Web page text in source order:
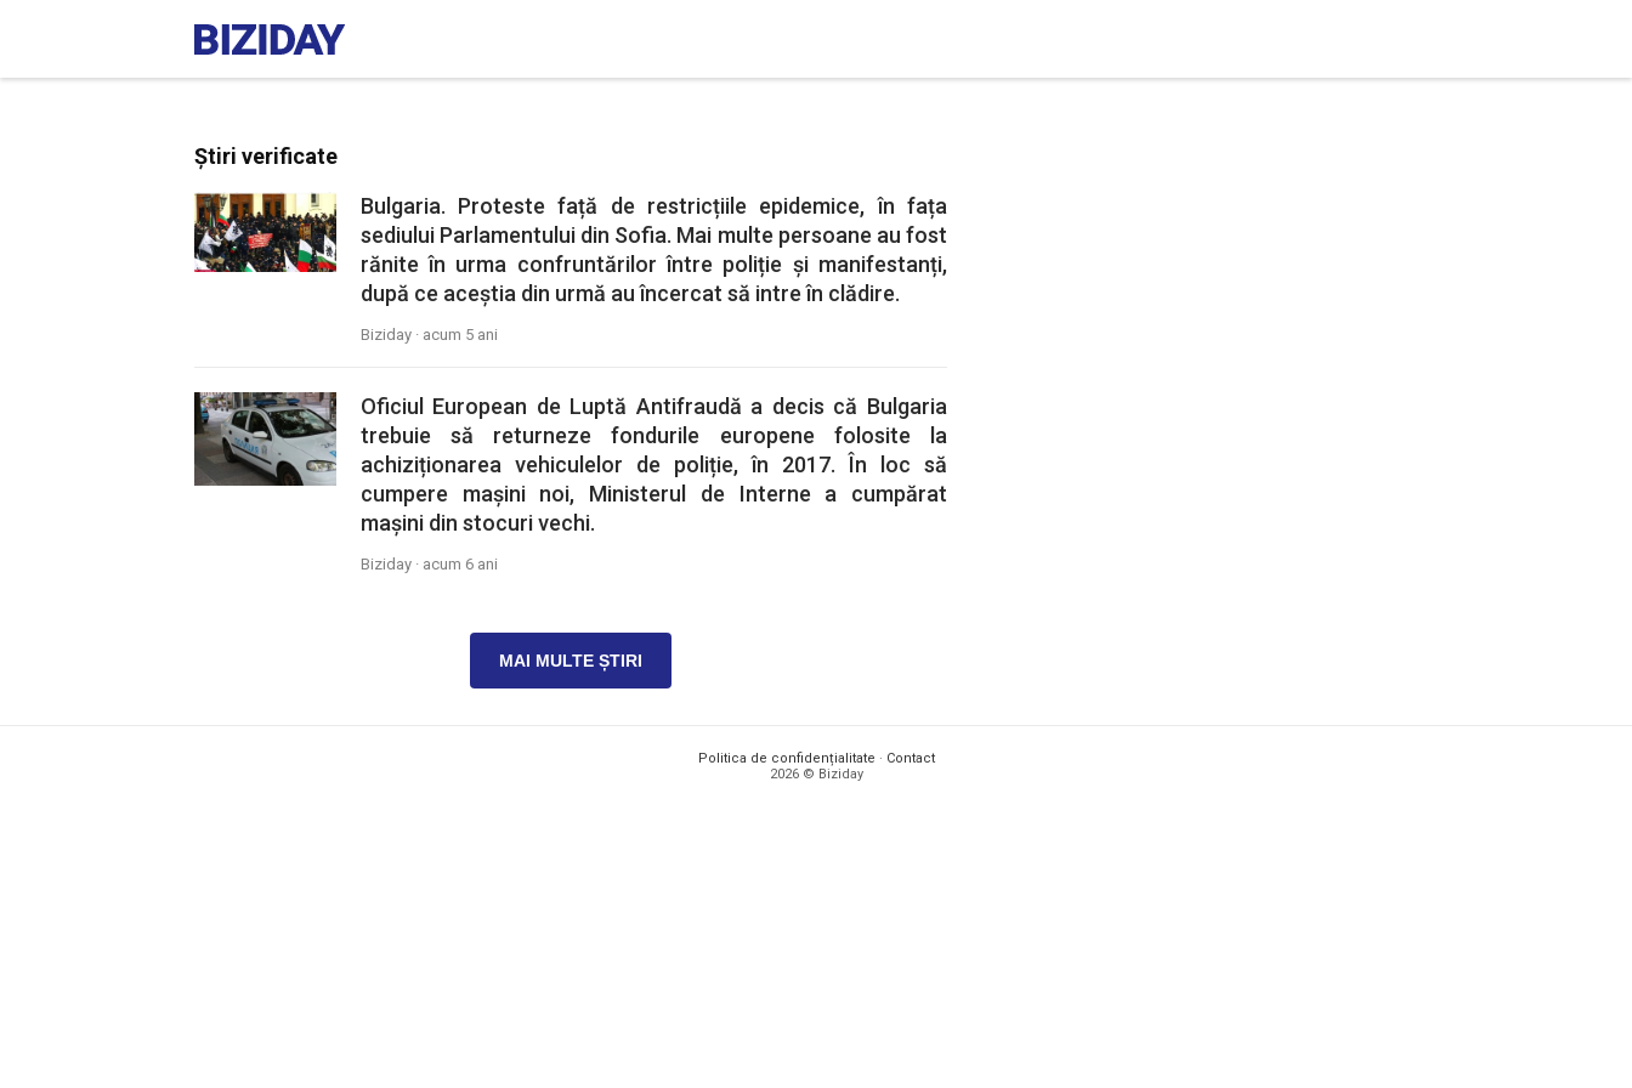
Știri verificate
Bulgaria. Proteste față de restricțiile epidemice, în fața
sediului Parlamentului din Sofia. Mai multe persoane au fost
rănite în urma confruntărilor între poliție și manifestanți,
după ce aceștia din urmă au încercat să intre în clădire.
Biziday · acum 5 ani
Oficiul European de Luptă Antifraudă a decis că Bulgaria
trebuie să returneze fondurile europene folosite la
achiziționarea vehiculelor de poliție, în 2017. În loc să
cumpere mașini noi, Ministerul de Interne a cumpărat
mașini din stocuri vechi.
Biziday · acum 6 ani
MAI MULTE ȘTIRI
Politica de confidențialitate · Contact
2026 © Biziday